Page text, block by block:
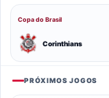
Copa do Brasil
Corinthians
PRÓXIMOS JOGOS